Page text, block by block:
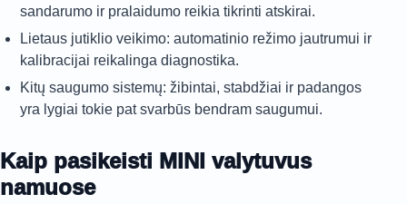
sandarumo ir pralaidumo reikia tikrinti atskirai.
Lietaus jutiklio veikimo: automatinio režimo jautrumui ir
kalibracijai reikalinga diagnostika.
Kitų saugumo sistemų: žibintai, stabdžiai ir padangos
yra lygiai tokie pat svarbūs bendram saugumui.
Kaip pasikeisti MINI valytuvus
namuose